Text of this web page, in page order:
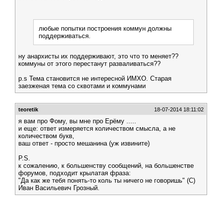
любые попытки построения коммун должны
поддерживаться.
ну анархисты их поддерживают, это что то меняет??
коммуны от этого перестанут разваливаться??
p.s Тема становится не интересной ИМХО. Старая
заезженая тема со сквотами и коммунами
teoretik 18-07-2014 18:11:02
я вам про Фому, вы мне про Ерёму .....
и еще: ответ измеряется количеством смысла, а не
количеством букв,
ваш ответ - просто мешанина (уж извините)
P.S.
к сожалению, к большенству сообщений, на большенстве
форумов, подходит крылатая фраза:
"Да как же тебя понять-то коль ты ничего не говоришь" (С)
Иван Васильевич Грозный.